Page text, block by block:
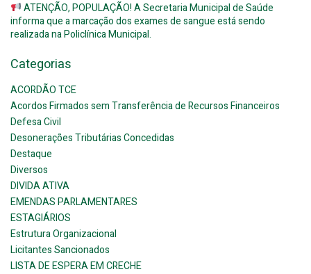
ATENÇÃO, POPULAÇÃO! A Secretaria Municipal de Saúde
informa que a marcação dos exames de sangue está sendo
realizada na Policlínica Municipal.
Categorias
ACORDÃO TCE
Acordos Firmados sem Transferência de Recursos Financeiros
Defesa Civil
Desonerações Tributárias Concedidas
Destaque
Diversos
DIVIDA ATIVA
EMENDAS PARLAMENTARES
ESTAGIÁRIOS
Estrutura Organizacional
Licitantes Sancionados
LISTA DE ESPERA EM CRECHE